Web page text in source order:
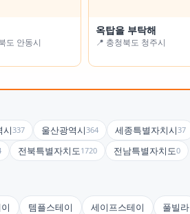
도 안동시
옥탑을 부탁해
📍 충청북도 청주시
역시 수성구
온정여관(사랑채)
📍 전북특별자치도 남원시
시337 울산광역시364 세종특별자치시37
전북특별자치도1720 전남특별자치도0
템플스테이 세이프스테이 풀빌라